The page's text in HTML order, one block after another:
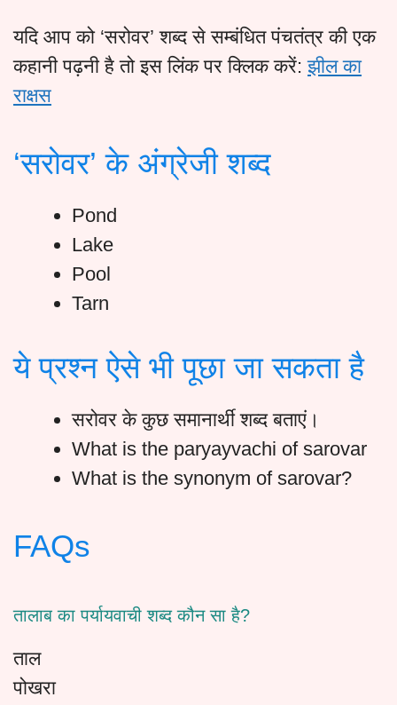
यदि आप को ‘सरोवर’ शब्द से सम्बंधित पंचतंत्र की एक
कहानी पढ़नी है तो इस लिंक पर क्लिक करें:झील का
राक्षस
‘सरोवर’ के अंग्रेजी शब्द
Pond
Lake
Pool
Tarn
ये प्रश्न ऐसे भी पूछा जा सकता है
सरोवर के कुछ समानार्थी शब्द बताएं।
What is the paryayvachi of sarovar
What is the synonym of sarovar?
FAQs
तालाब का पर्यायवाची शब्द कौन सा है?
ताल
पोखरा